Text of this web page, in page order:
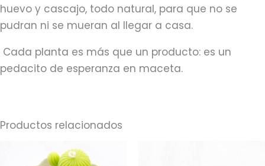
huevo y cascajo, todo natural, para que no se
pudran ni se mueran al llegar a casa.
Cada planta es más que un producto: es un
pedacito de esperanza en maceta.
Productos relacionados